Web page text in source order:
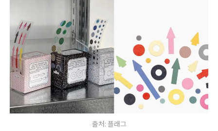
출처: 플래그